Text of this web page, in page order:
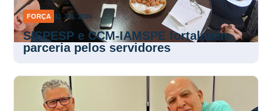
FORÇA 31 JUL 2026
SISPESP e CCM-IAMSPE fortalecem
parceria pelos servidores